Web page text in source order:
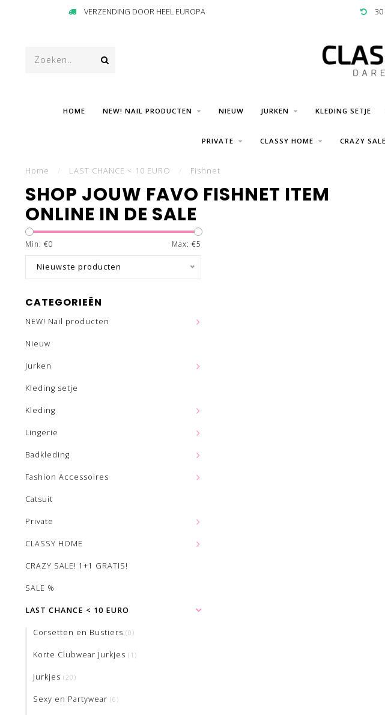
VERZENDING DOOR HEEL EUROPA 30
HOME NEW! NAIL PRODUCTEN NIEUW JURKEN KLEDING SETJE
PRIVATE CLASSY HOME CRAZY
Home LAST CHANCE < 10 EURO Fishnet
SHOP JOUW FAVO FISHNET ITEM
ONLINE IN DE SALE
Min: €0 Max: €5
Nieuwste producten
CATEGORIEËN
NEW! Nail producten
Nieuw
Jurken
Kleding setje
Kleding
Lingerie
Badkleding
Fashion Accessoires
Catsuit
Private
CLASSY HOME
CRAZY SALE! 1+1 GRATIS!
SALE %
LAST CHANCE < 10 EURO
Corsetten en Bustiers (0)
Korte Clubwear Jurkjes (1)
Jurkjes (20)
Sexy en Partywear (6)